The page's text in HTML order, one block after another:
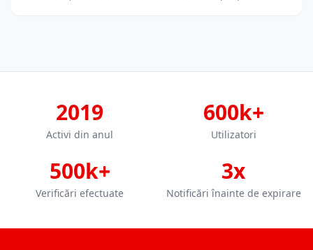
2019
Activi din anul
600k+
Utilizatori
500k+
Verificări efectuate
3x
Notificări înainte de expirare